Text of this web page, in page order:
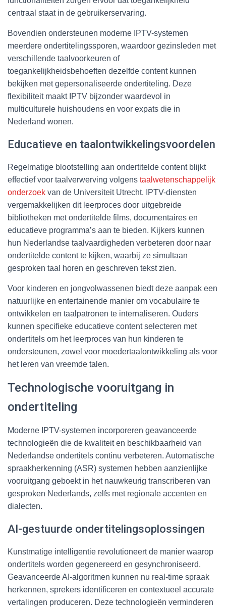
centraal staat in de gebruikerservaring.
Bovendien ondersteunen moderne IPTV-systemen
meerdere ondertitelingssporen, waardoor gezinsleden met
verschillende taalvoorkeuren of
toegankelijkheidsbehoeften dezelfde content kunnen
bekijken met gepersonaliseerde ondertiteling. Deze
flexibiliteit maakt IPTV bijzonder waardevol in
multiculturele huishoudens en voor expats die in
Nederland wonen.
Educatieve en taalontwikkelingsvoordelen
Regelmatige blootstelling aan ondertitelde content blijkt
effectief voor taalverwerving volgens taalwetenschappelijk
onderzoek van de Universiteit Utrecht. IPTV-diensten
vergemakkelijken dit leerproces door uitgebreide
bibliotheken met ondertitelde films, documentaires en
educatieve programma’s aan te bieden. Kijkers kunnen
hun Nederlandse taalvaardigheden verbeteren door naar
ondertitelde content te kijken, waarbij ze simultaan
gesproken taal horen en geschreven tekst zien.
Voor kinderen en jongvolwassenen biedt deze aanpak een
natuurlijke en entertainende manier om vocabulaire te
ontwikkelen en taalpatronen te internaliseren. Ouders
kunnen specifieke educatieve content selecteren met
ondertitels om het leerproces van hun kinderen te
ondersteunen, zowel voor moedertaalontwikkeling als voor
het leren van vreemde talen.
Technologische vooruitgang in
ondertiteling
Moderne IPTV-systemen incorporeren geavanceerde
technologieën die de kwaliteit en beschikbaarheid van
Nederlandse ondertitels continu verbeteren. Automatische
spraakherkenning (ASR) systemen hebben aanzienlijke
vooruitgang geboekt in het nauwkeurig transcriberen van
gesproken Nederlands, zelfs met regionale accenten en
dialecten.
AI-gestuurde ondertitelingsoplossingen
Kunstmatige intelligentie revolutioneert de manier waarop
ondertitels worden gegenereerd en gesynchroniseerd.
Geavanceerde AI-algoritmen kunnen nu real-time spraak
herkennen, sprekers identificeren en contextueel accurate
vertalingen produceren. Deze technologieën verminderen